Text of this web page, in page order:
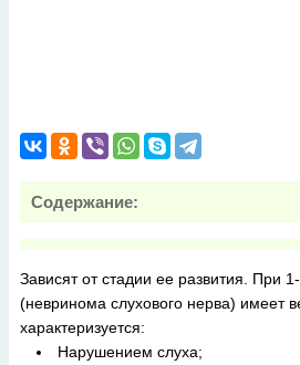
Содержание:
Зависят от стадии ее развития. При
(невринома слухового нерва) имеет
характеризуется:
Нарушением слуха;